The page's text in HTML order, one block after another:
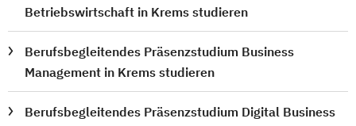
Betriebswirtschaft in Krems studieren
Berufsbegleitendes Präsenzstudium Business
Management in Krems studieren
Berufsbegleitendes Präsenzstudium Digital Business